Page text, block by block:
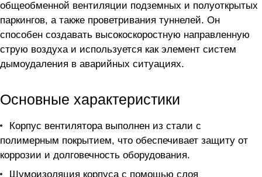
общеобменной вентиляции подземных и полуоткрытых
паркингов, а также проветривания туннелей. Он
способен создавать высокоскоростную направленную
струю воздуха и используется как элемент систем
дымоудаления в аварийных ситуациях.
Основные характеристики
Корпус вентилятора выполнен из стали с
полимерным покрытием, что обеспечивает защиту от
коррозии и долговечность оборудования.
Шумоизоляция корпуса с помощью слоя